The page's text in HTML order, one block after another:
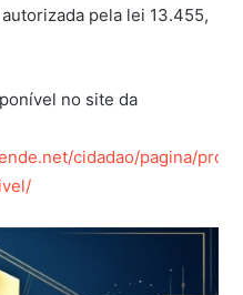
pela lei 13.455,
no site da
cidadao/pagina/